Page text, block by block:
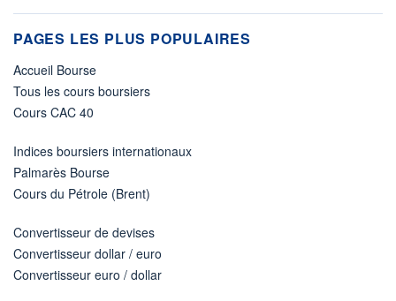
PAGES LES PLUS POPULAIRES
Accueil Bourse
Tous les cours boursiers
Cours CAC 40
Indices boursiers internationaux
Palmarès Bourse
Cours du Pétrole (Brent)
Convertisseur de devises
Convertisseur dollar / euro
Convertisseur euro / dollar